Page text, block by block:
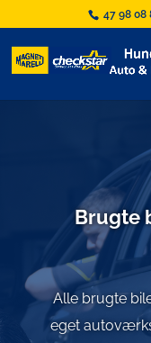
47 98 08
Brugte
Alle brugte
eget